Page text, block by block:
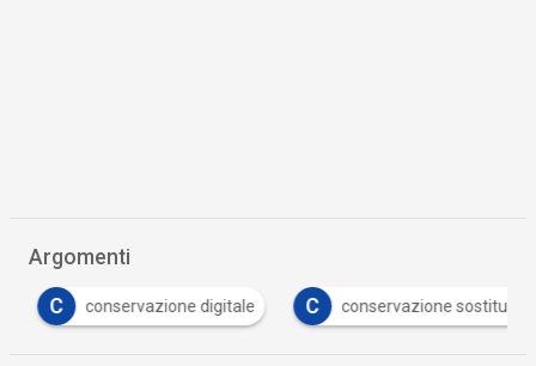
Argomenti
C conservazione digitale C conservazione sostitutiva